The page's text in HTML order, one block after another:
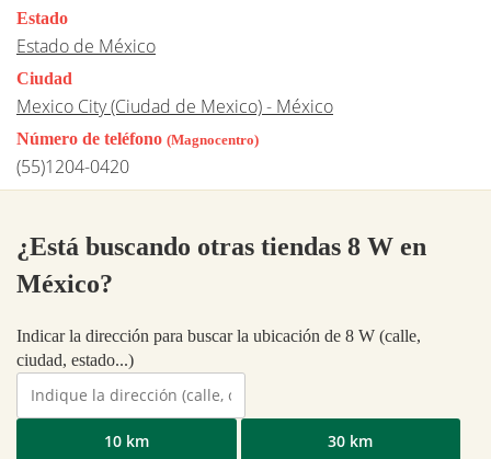
Estado
Estado de México
Ciudad
Mexico City (Ciudad de Mexico) - México
Número de teléfono (Magnocentro)
(55)1204-0420
¿Está buscando otras tiendas 8 W en
México?
Indicar la dirección para buscar la ubicación de 8 W (calle,
ciudad, estado...)
10 km 30 km